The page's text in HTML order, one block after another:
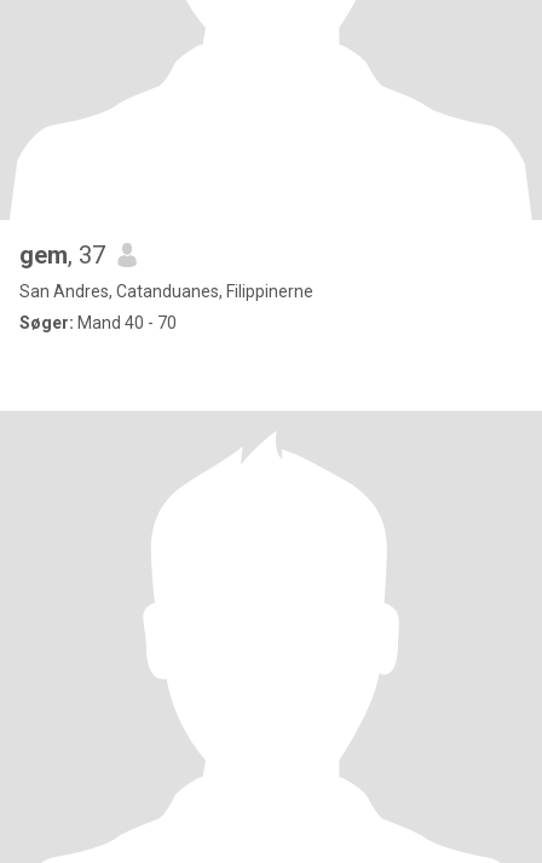
gem, 37
San Andres, Catanduanes, Filippinerne
Søger: Mand 40 - 70